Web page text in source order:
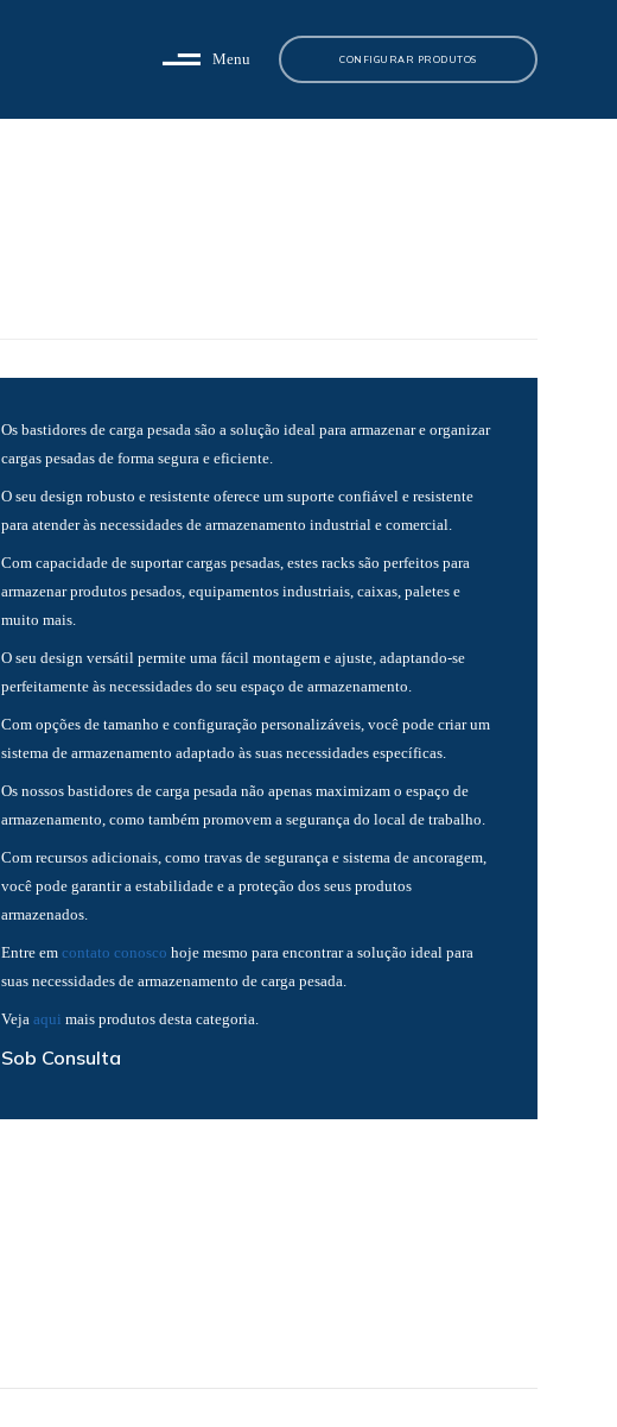
Menu CONFIGURAR PRODUTOS
Os bastidores de carga pesada são a solução ideal para armazenar e organizar
cargas pesadas de forma segura e eficiente.
O seu design robusto e resistente oferece um suporte confiável e resistente
para atender às necessidades de armazenamento industrial e comercial.
Com capacidade de suportar cargas pesadas, estes racks são perfeitos para
armazenar produtos pesados, equipamentos industriais, caixas, paletes e
muito mais.
O seu design versátil permite uma fácil montagem e ajuste, adaptando-se
perfeitamente às necessidades do seu espaço de armazenamento.
Com opções de tamanho e configuração personalizáveis, você pode criar um
sistema de armazenamento adaptado às suas necessidades específicas.
Os nossos bastidores de carga pesada não apenas maximizam o espaço de
armazenamento, como também promovem a segurança do local de trabalho.
Com recursos adicionais, como travas de segurança e sistema de ancoragem,
você pode garantir a estabilidade e a proteção dos seus produtos
armazenados.
Entre em contato conosco hoje mesmo para encontrar a solução ideal para
suas necessidades de armazenamento de carga pesada.
Veja aqui mais produtos desta categoria.
Sob Consulta